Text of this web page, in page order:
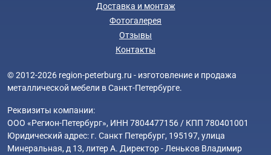
Доставка и монтаж
Фотогалерея
Отзывы
Контакты
© 2012-2026 region-peterburg.ru - изготовление и продажа
металлической мебели в Санкт-Петербурге.
Реквизиты компании:
ООО «Регион-Петербург», ИНН 7804477156 / КПП 780401001
Юридический адрес: г. Санкт Петербург, 195197, улица
Минеральная, д 13, литер А. Директор - Леньков Владимир